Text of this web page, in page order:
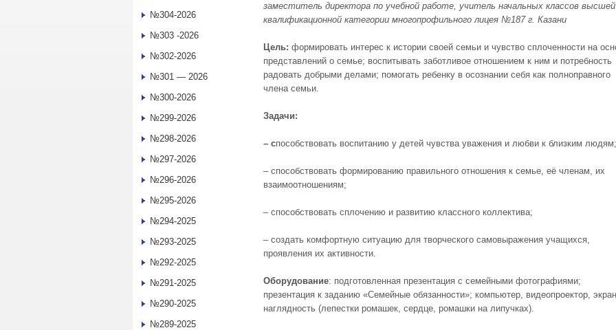
заместитель директора по учебной работе, учитель начальных классов высшей
квалификационной категории многопрофильного лицея №187 г. Казани
Цель: формировать интерес к истории своей семьи и чувство сплоченности на
представлений о семье; воспитывать заботливое отношением к ним и потребность
радовать добрыми делами; помогать ребенку в осознании себя как полноправного
члена семьи.
Задачи:
– способствовать воспитанию у детей чувства уважения и любви к близким людям;
– способствовать формированию правильного отношения к семье, её членам, их
взаимоотношениям;
– способствовать сплочению и развитию классного коллектива;
– создать комфортную ситуацию для творческого самовыражения учащихся,
проявления их активности.
Оборудование: подготовленная презентация с семейными фотографиями;
презентация к заданию «Семейные обязанности»; компьютер, видеопроектор,
наглядность (лепестки ромашек, сердце, ромашки на липучках).
№304-2026
№303 -2026
№302-2026
№301 — 2026
№300-2026
№299-2026
№298-2026
№297-2026
№296-2026
№295-2026
№294-2025
№293-2025
№292-2025
№291-2025
№290-2025
№289-2025